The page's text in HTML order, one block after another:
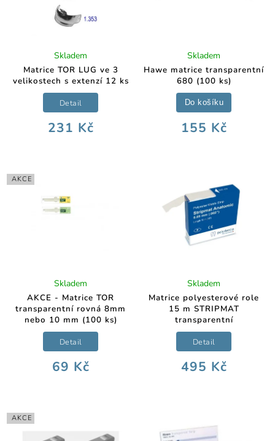
Matrice TOR LUG ve 3
velikostech s extenzí 12 ks
Skladem
231 Kč
Detail
Hawe matrice transparentní
680 (100 ks)
Skladem
155 Kč
Do košíku
AKCE
AKCE - Matrice TOR
transparentní rovná 8mm
nebo 10 mm (100 ks)
Skladem
69 Kč
Detail
Matrice polyesterové role
15 m STRIPMAT
transparentní
Skladem
495 Kč
Detail
AKCE